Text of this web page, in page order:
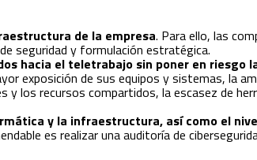
de la empresa. Para ello, las
seguridad y formulación estratégica.
hacia el teletrabajo sin poner en riesgo
exposición de sus equipos y sistemas, la
y los recursos compartidos, la escasez de
y la infraestructura, así como el
es realizar una auditoría de